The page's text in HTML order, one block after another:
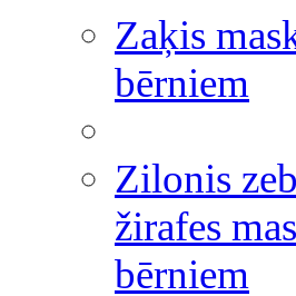
Zaķis
bērniem
Zilonis
žirafes
bērniem